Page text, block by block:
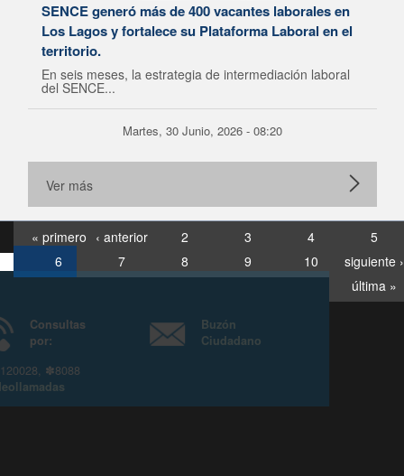
SENCE generó más de 400 vacantes laborales en
Los Lagos y fortalece su Plataforma Laboral en el
territorio.
En seis meses, la estrategia de intermediación laboral
del SENCE...
Martes, 30 Junio, 2026 - 08:20
Ver más
« primero ‹ anterior 2 3 4
5
6
7 8 9 10
siguiente ›
última »
Consultas
6007120028, ✽8088
yVideollamadas